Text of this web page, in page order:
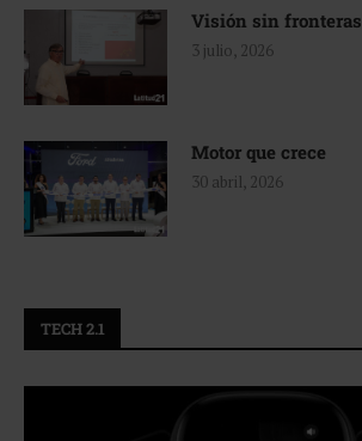
Visión sin fronteras
3 julio, 2026
Motor que crece
30 abril, 2026
TECH 2.1